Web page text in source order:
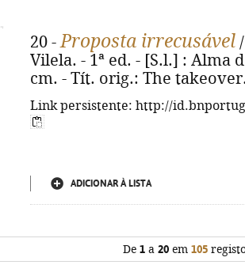
20 -Proposta irrecusável
Vilela. - 1ª ed. - [S.l.] : Alma
cm. - Tít. orig.: The
Link persistente: http://
ADICIONAR À LISTA
De 1 a 20 em 105